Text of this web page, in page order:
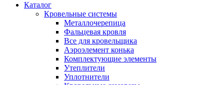
Каталог
Кровельные системы
Металлочерепица
Фальцевая кровля
Все для кровельщика
Аэроэлемент конька
Комплектующие элементы
Утеплители
Уплотнители